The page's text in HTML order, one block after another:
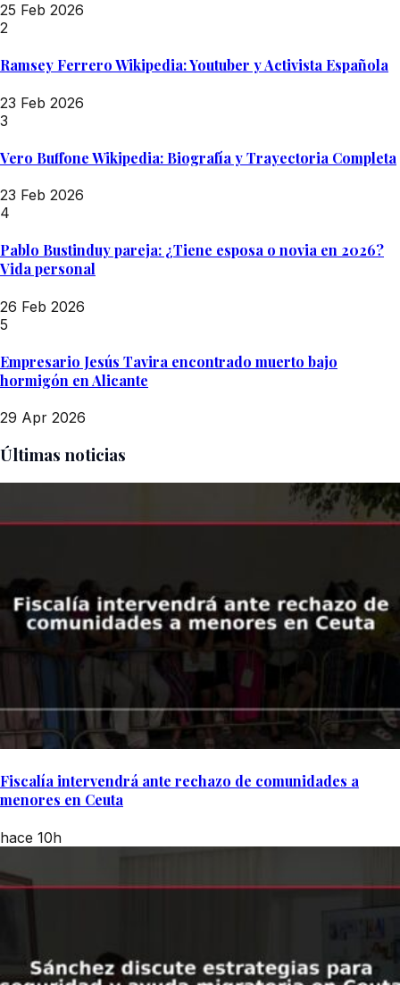
25 Feb 2026
2
Ramsey Ferrero Wikipedia: Youtuber y Activista Española
23 Feb 2026
3
Vero Buffone Wikipedia: Biografía y Trayectoria Completa
23 Feb 2026
4
Pablo Bustinduy pareja: ¿Tiene esposa o novia en 2026?
Vida personal
26 Feb 2026
5
Empresario Jesús Tavira encontrado muerto bajo
hormigón en Alicante
29 Apr 2026
Últimas noticias
Fiscalía intervendrá ante rechazo de comunidades a
menores en Ceuta
hace 10h